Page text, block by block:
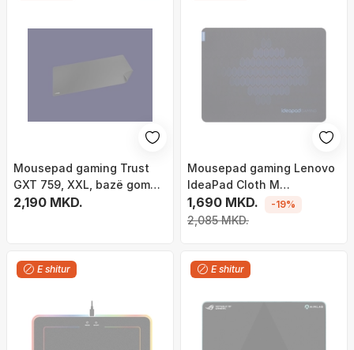
Mousepad gaming Trust
GXT 759, XXL, bazë gome
antirrëshqitëse, i zi
2,190 MKD.
Mousepad gaming Lenovo
IdeaPad Cloth M
GXH1C97873, madhësi
mesatare, 2mm, blu
1,690 MKD.
2,085 MKD.
-19%
E shitur E shitur